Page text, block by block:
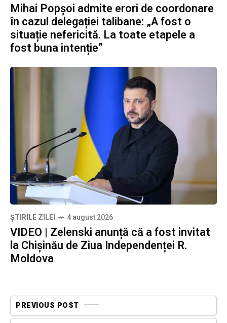
Mihai Popșoi admite erori de coordonare
în cazul delegației talibane: „A fost o
situație nefericită. La toate etapele a
fost buna intenție”
ȘTIRILE ZILEI 4 august 2026
VIDEO | Zelenski anunță că a fost invitat
la Chișinău de Ziua Independenței R.
Moldova
PREVIOUS POST